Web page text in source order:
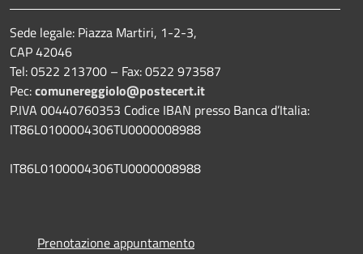
Sede legale: Piazza Martiri, 1-2-3,
CAP 42046
Tel: 0522 213700 – Fax: 0522 973587
Pec:comunereggiolo@postecert.it
P.IVA 00440760353 Codice IBAN presso Banca d’Italia:
IT86L0100004306TU0000008988
IT86L0100004306TU0000008988
Prenotazione appuntamento